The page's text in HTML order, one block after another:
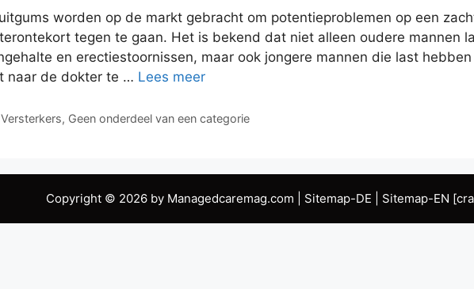
worden op de markt gebracht om potentieproblemen op een
tegen te gaan. Het is bekend dat niet alleen oudere mannen
en erectiestoornissen, maar ook jongere mannen die last
naar de dokter te … Lees meer
, Geen onderdeel van een categorie
Copyright © 2026 by Managedcaremag.com | Sitemap-DE Sitemap-EN